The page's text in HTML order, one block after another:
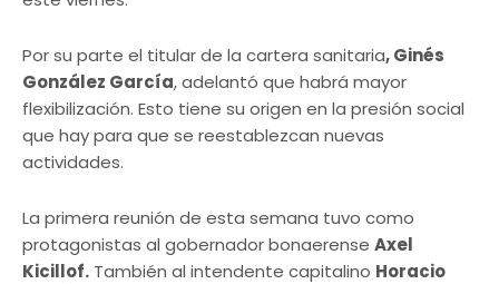
Por su parte el titular de la cartera sanitaria, Ginés
González García, adelantó que habrá mayor
flexibilización. Esto tiene su origen en la presión social
que hay para que se reestablezcan nuevas
actividades.
La primera reunión de esta semana tuvo como
protagonistas al gobernador bonaerense Axel
Kicillof. También al intendente capitalino Horacio